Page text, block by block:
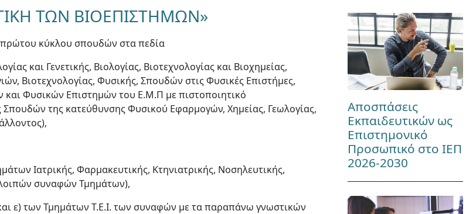
ΤΩΝ ΒΙΟΕΠΙΣΤΗΜΩΝ»
πρώτου κύκλου σπουδών στα πεδία
και Γενετικής, Βιολογίας, Βιοτεχνολογίας και Βιοχημείας,
Βιοτεχνολογίας, Φυσικής, Σπουδών στις Φυσικές Επιστήμες,
Φυσικών Επιστημών του Ε.Μ.Π με πιστοποιητικό
της κατεύθυνσης Φυσικού Εφαρμογών, Χημείας, Γεωλογίας,
Ιατρικής, Φαρμακευτικής, Κτηνιατρικής, Νοσηλευτικής,
λοιπών συναφών Τμημάτων),
ε) των Τμημάτων Τ.Ε.Ι. των συναφών με τα παραπάνω γνωστικών
Αποσπάσεις
Εκπαιδευτικών ως
Επιστημονικό
Προσωπικό στο ΙΕΠ
2026-2030